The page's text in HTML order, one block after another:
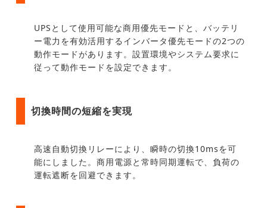
UPSとして使用可能な商用優先モードと、バッテリ
ー電力を有効活用するインバータ優先モードの2つの
動作モードがあります。設置環境やシステム要求に
従って動作モードを設定できます。
切換時間の短縮を実現
高速自動切換リレーにより、瞬時の切換10msを可
能にしました。商用電源と常時同期運転で、負荷の
運転遮断を回避できます。